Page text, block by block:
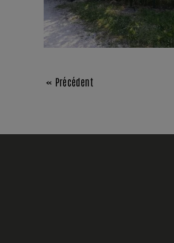
« Précédent